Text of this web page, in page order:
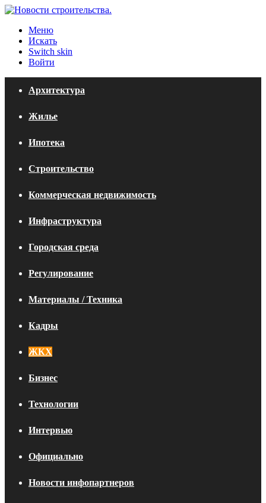
Меню
Искать
Switch skin
Войти
Архитектура
Жилье
Ипотека
Строительство
Коммерческая недвижимость
Инфраструктура
Городская среда
Регулирование
Материалы / Техника
Кадры
ЖКХ
Бизнес
Технологии
Интервью
Официально
Новости инфопартнеров